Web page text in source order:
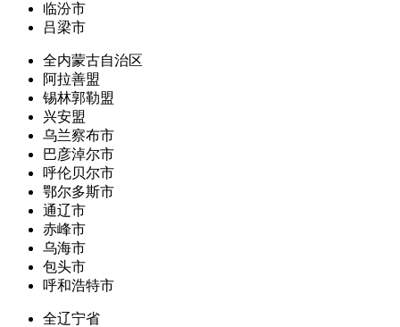
临汾市
吕梁市
全内蒙古自治区
阿拉善盟
锡林郭勒盟
兴安盟
乌兰察布市
巴彦淖尔市
呼伦贝尔市
鄂尔多斯市
通辽市
赤峰市
乌海市
包头市
呼和浩特市
全辽宁省